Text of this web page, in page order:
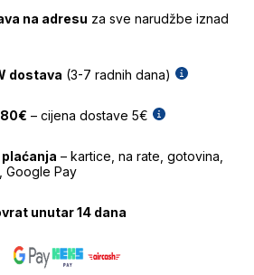
na adresu za sve narudžbe iznad
dostava (3-7 radnih dana)
– cijena dostave 5€
– kartice, na rate, gotovina,
Google Pay
unutar 14 dana